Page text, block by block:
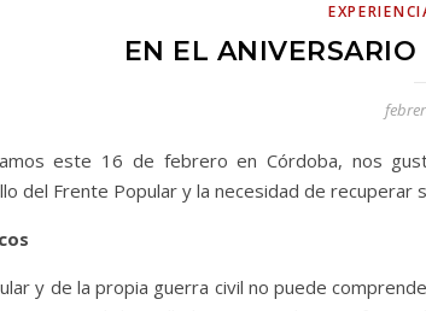
EN EL
este 16 de febrero en Córdoba, nos
del Frente Popular y la necesidad de recuperar
y de la propia guerra civil no puede